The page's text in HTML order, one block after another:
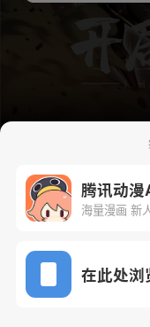
下一话
腾讯动
海量漫画 新
在此处浏